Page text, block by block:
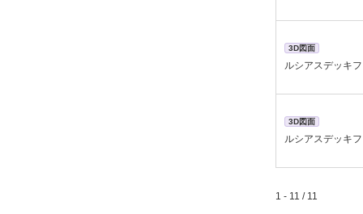
3D図面
ルシアスデッキ
3D図面
ルシアスデッキ
1 - 11 / 11